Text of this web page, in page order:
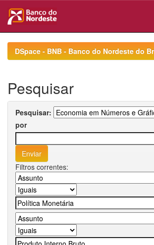
navigationDSpace - BNB - Banco do Nordeste do
Pesquisar
Pesquisar:
por
Filtros correntes: